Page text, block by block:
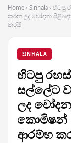
Home › Sinhala › හිටපු
කරන ලද චෝදනා
කරයි
SINHALA
හිටපු රහස්
සල්ලේට
ලද
කොමිෂන්
ආරම්භ